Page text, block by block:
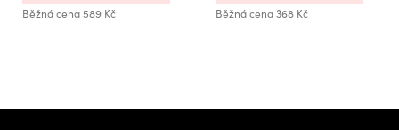
Běžná cena589 Kč Běžná cena368 Kč